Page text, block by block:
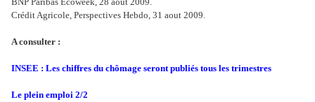
Crédit Agricole, Perspectives Hebdo, 31 aout 2009.
A consulter :
INSEE : Les chiffres du chômage seront publiés tous les trimestres
Le plein emploi 2/2